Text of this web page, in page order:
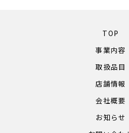
TOP
事業内容
取扱品目
店舗情報
会社概要
お知らせ